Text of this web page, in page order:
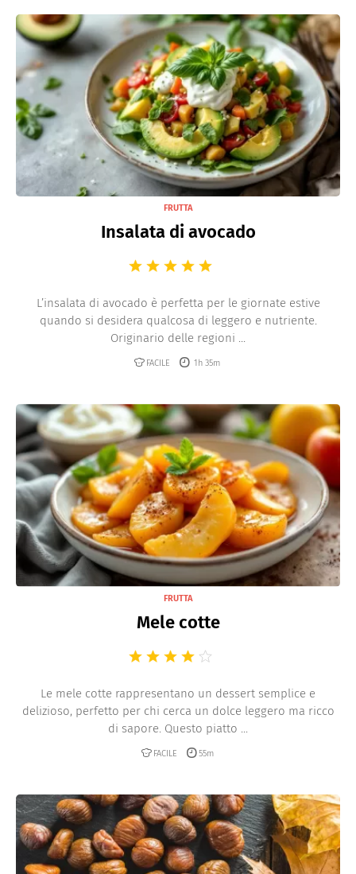
FRUTTA
Insalata di avocado
L’insalata di avocado è perfetta per le giornate estive
quando si desidera qualcosa di leggero e nutriente.
Originario delle regioni ...
FACILE 1h 35m
FRUTTA
Mele cotte
Le mele cotte rappresentano un dessert semplice e
delizioso, perfetto per chi cerca un dolce leggero ma ricco
di sapore. Questo piatto ...
FACILE 55m